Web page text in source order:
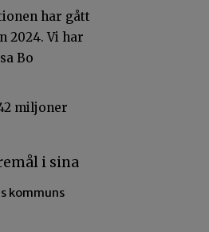
har gått
2024. Vi har
Bo
miljoner
kommuns